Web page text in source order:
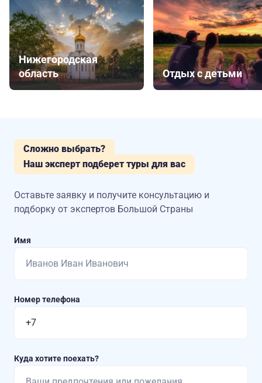
Нижегородская
область
Отдых с детьми
Сложно выбрать?
Наш эксперт подберет туры для вас
Оставьте заявку и получите консультацию и
подборку от экспертов Большой Страны
Имя
Номер телефона
Куда хотите поехать?